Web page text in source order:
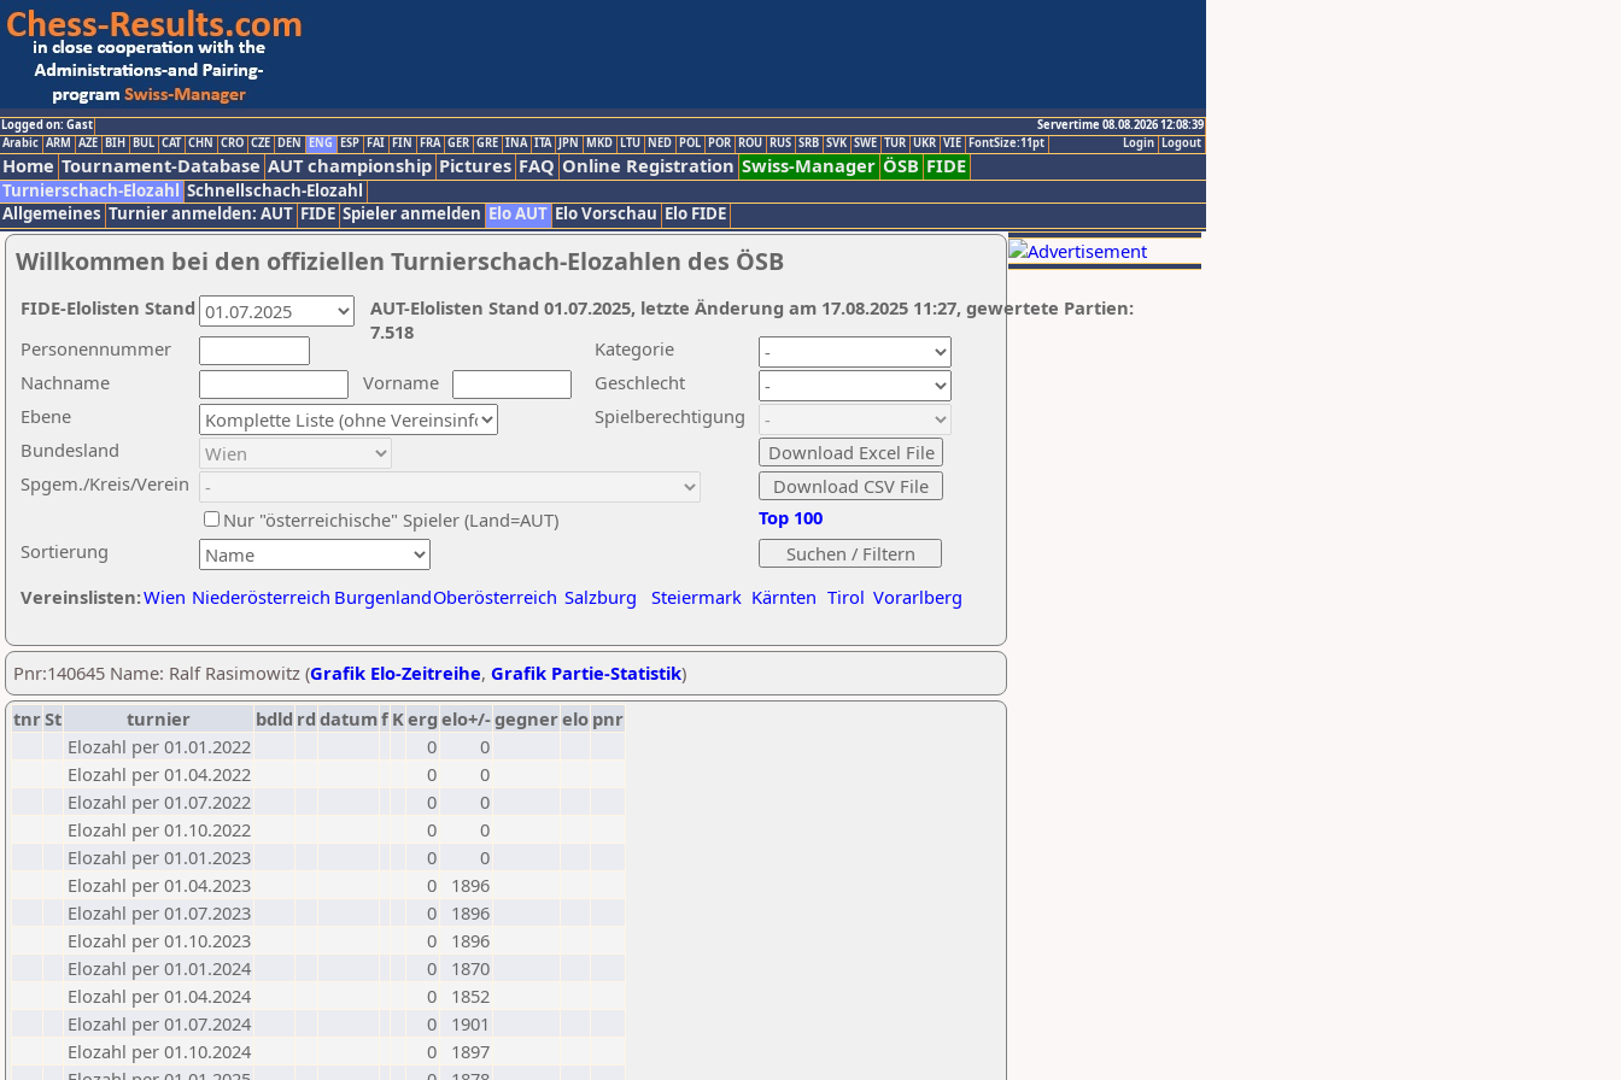
Logged on: Gast
Servertime 08.08.2026 12:08:39
Logout
Login
Arabic ARM AZE BIH BUL CAT CHN CRO CZE DEN ENG ESP FAI FIN FRA GER GRE INA ITA JPN MKD LTU NED POL POR ROU RUS SRB SVK SWE TUR UKR VIE FontSize:11pt
Home Tournament-Database AUT championship Pictures FAQ Online Registration Swiss-Manager ÖSB FIDE
Turnierschach-Elozahl Schnellschach-Elozahl
Allgemeines Turnier anmelden: AUT FIDE Spieler anmelden Elo AUT Elo Vorschau Elo FIDE
Willkommen bei den offiziellen Turnierschach-Elozahlen des ÖSB
Nachname
Vorname
Ebene
Kategorie
Sortierung
Personennummer
Bundesland
Spgem./Kreis/Verein
Geschlecht
Nur "österreichische" Spieler (Land=AUT)
Spielberechtigung
Vereinslisten:Wien Niederösterreich BurgenlandOberösterreich Salzburg Steiermark Kärnten Tirol Vorarlberg
Top 100
AUT-Elolisten Stand 01.07.2025, letzte Änderung am 17.08.2025 11:27, gewertete Partien:
7.518
FIDE-Elolisten Stand
Pnr:140645 Name: Ralf Rasimowitz (Grafik Elo-Zeitreihe, Grafik Partie-Statistik)
tnrSt turnier bdld rd datumf Kerg elo+/-gegnerelo pnr
Elozahl per 01.01.2022
0
0
Elozahl per 01.04.2022
0
0
Elozahl per 01.07.2022
0
0
Elozahl per 01.10.2022
0
0
Elozahl per 01.01.2023
0
0
Elozahl per 01.04.2023
0
1896
Elozahl per 01.07.2023
0
1896
Elozahl per 01.10.2023
0
1896
Elozahl per 01.01.2024
0
1870
Elozahl per 01.04.2024
0
1852
Elozahl per 01.07.2024
0
1901
Elozahl per 01.10.2024
0
1897